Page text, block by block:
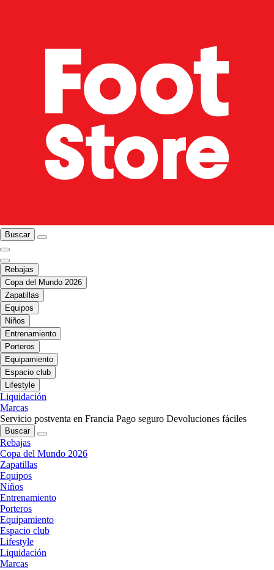
Buscar
Rebajas
Copa del Mundo 2026
Zapatillas
Equipos
Niños
Entrenamiento
Porteros
Equipamiento
Espacio club
Lifestyle
Liquidación
Marcas
Servicio postventa en Francia Pago seguro Devoluciones fáciles
Buscar
Rebajas
Copa del Mundo 2026
Zapatillas
Equipos
Niños
Entrenamiento
Porteros
Equipamiento
Espacio club
Lifestyle
Liquidación
Marcas